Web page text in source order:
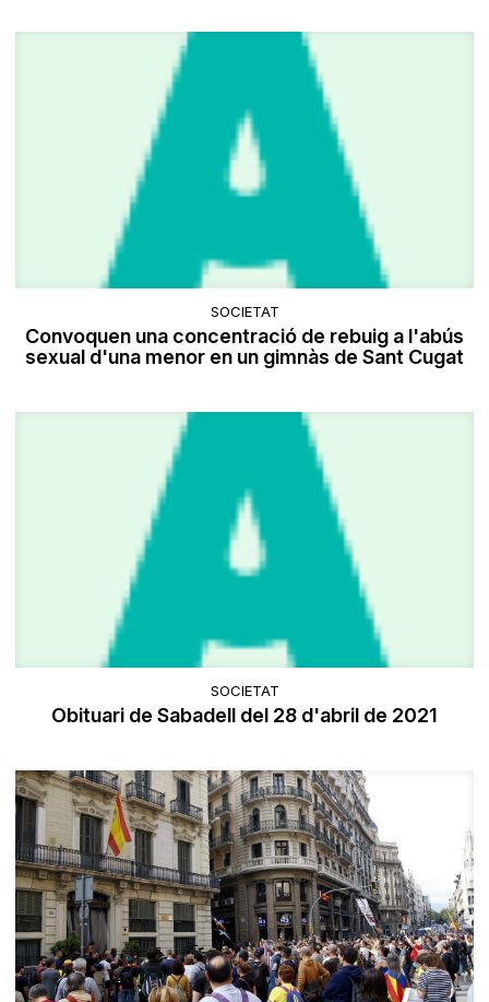
SOCIETAT
Convoquen una concentració de rebuig a l'abús
sexual d'una menor en un gimnàs de Sant Cugat
SOCIETAT
Obituari de Sabadell del 28 d'abril de 2021